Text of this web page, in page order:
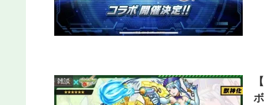
雑談